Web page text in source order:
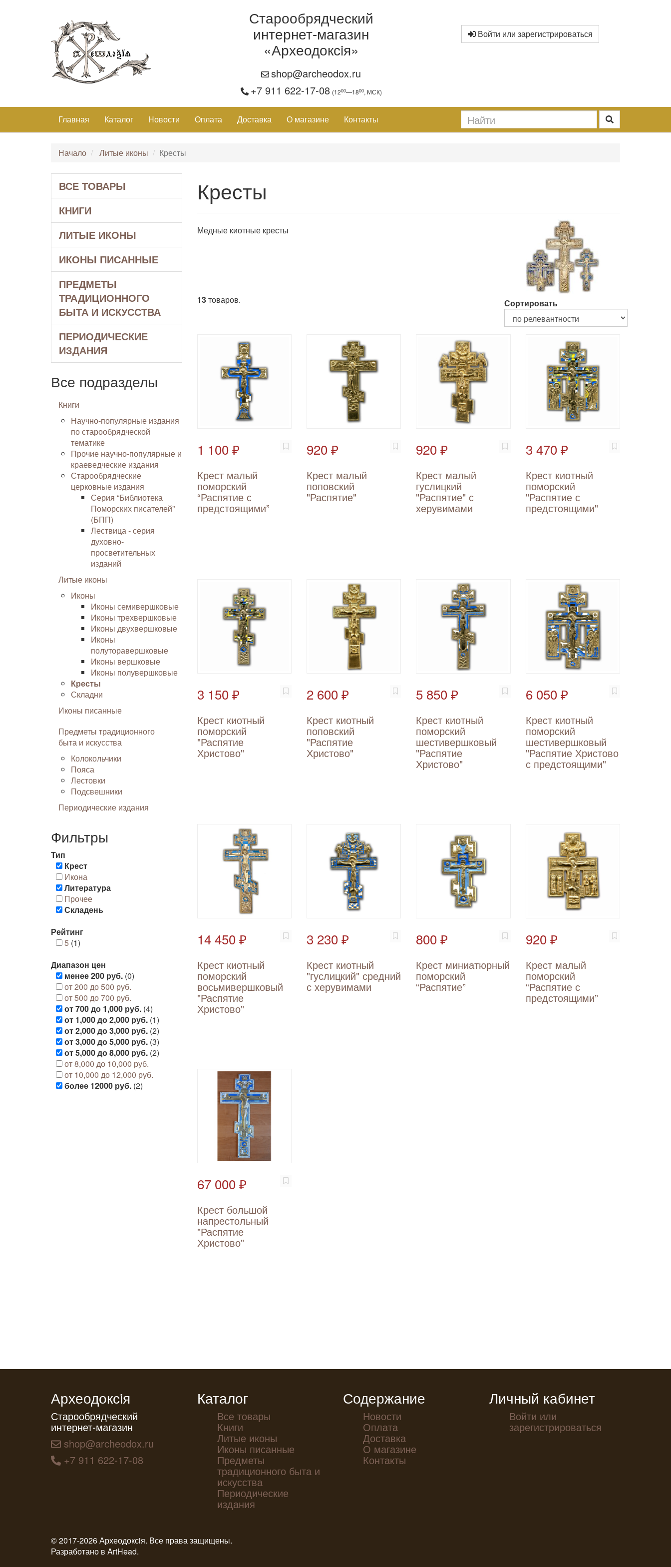
Старообрядческий
интернет-магазин
«Археодоксiя»
shop@archeodox.ru
+7 911 622-17-08 (1200—1800, МСК)
Войти или зарегистрироваться
Главная Каталог Новости Оплата Доставка О магазине Контакты
Начало Литые иконы Кресты
ВСЕ ТОВАРЫ
КНИГИ
ЛИТЫЕ ИКОНЫ
ИКОНЫ ПИСАННЫЕ
ПРЕДМЕТЫ
ТРАДИЦИОННОГО
БЫТА И ИСКУССТВА
ПЕРИОДИЧЕСКИЕ
ИЗДАНИЯ
Все подразделы
Книги
Научно-популярные издания
по старообрядческой
тематике
Прочие научно-популярные и
краеведческие издания
Старообрядческие
церковные издания
Серия “Библиотека
Поморских писателей”
(БПП)
Лествица - серия
духовно-
просветительных
изданий
Литые иконы
Иконы
Иконы семивершковые
Иконы трехвершковые
Иконы двухвершковые
Иконы
полуторавершковые
Иконы вершковые
Иконы полувершковые
Кресты
Складни
Иконы писанные
Предметы традиционного
быта и искусства
Колокольчики
Пояса
Лестовки
Подсвешники
Периодические издания
Фильтры
Тип
Крест
Икона
Литература
Прочее
Складень
Рейтинг
5 (1)
Диапазон цен
менее 200 руб. (0)
от 200 до 500 руб.
от 500 до 700 руб.
от 700 до 1,000 руб. (4)
от 1,000 до 2,000 руб. (1)
от 2,000 до 3,000 руб. (2)
от 3,000 до 5,000 руб. (3)
от 5,000 до 8,000 руб. (2)
от 8,000 до 10,000 руб.
от 10,000 до 12,000 руб.
более 12000 руб. (2)
Кресты
Медные киотные кресты
13товаров. Сортировать
1 100 ₽
Крест малый
поморский
“Распятие с
предстоящими”
920 ₽
Крест малый
поповский
"Распятие"
920 ₽
Крест малый
гуслицкий
"Распятие" с
херувимами
3 470 ₽
Крест киотный
поморский
"Распятие с
предстоящими"
3 150 ₽
Крест киотный
поморский
"Распятие
Христово"
2 600 ₽
Крест киотный
поповский
"Распятие
Христово"
5 850 ₽
Крест киотный
поморский
шестивершковый
"Распятие
Христово"
6 050 ₽
Крест киотный
поморский
шестивершковый
"Распятие Христово
с предстоящими"
14 450 ₽
Крест киотный
поморский
восьмивершковый
"Распятие
Христово"
3 230 ₽
Крест киотный
"гуслицкий" средний
с херувимами
800 ₽
Крест миниатюрный
поморский
“Распятие”
920 ₽
Крест малый
поморский
“Распятие с
предстоящими”
67 000 ₽
Крест большой
напрестольный
"Распятие
Христово"
Археодоксiя
Старообрядческий
интернет-магазин
shop@archeodox.ru
+7 911 622-17-08
Каталог
Все товары
Книги
Литые иконы
Иконы писанные
Предметы
традиционного быта и
искусства
Периодические
издания
Содержание
Новости
Оплата
Доставка
О магазине
Контакты
Личный кабинет
Войти или
зарегистрироваться
© 2017-2026 Археодоксiя. Все права защищены.
Разработано в ArtHead.